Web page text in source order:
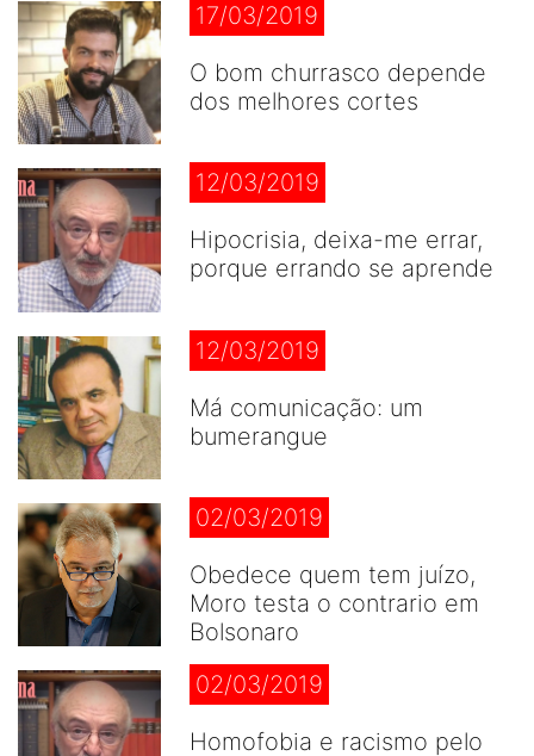
17/03/2019
O bom churrasco depende
dos melhores cortes
12/03/2019
Hipocrisia, deixa-me errar,
porque errando se aprende
12/03/2019
Má comunicação: um
bumerangue
02/03/2019
Obedece quem tem juízo,
Moro testa o contrario em
Bolsonaro
02/03/2019
Homofobia e racismo pelo